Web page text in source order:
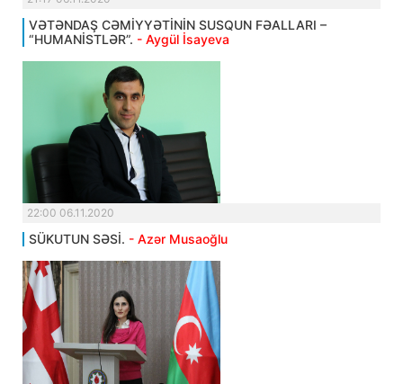
VƏTƏNDAŞ CƏMİYYƏTİNİN SUSQUN FƏALLARI –
“HUMANİSTLƏR”. - Aygül İsayeva
22:00 06.11.2020
SÜKUTUN SƏSİ. - Azər Musaoğlu